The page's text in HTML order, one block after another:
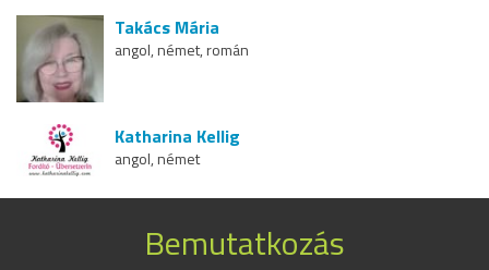
Takács Mária
angol, német, román
Katharina Kellig
angol, német
Bemutatkozás